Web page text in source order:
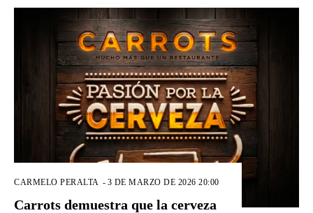
CARMELO PERALTA - 3 DE MARZO DE 2026 20:00
Carrots demuestra que la cerveza